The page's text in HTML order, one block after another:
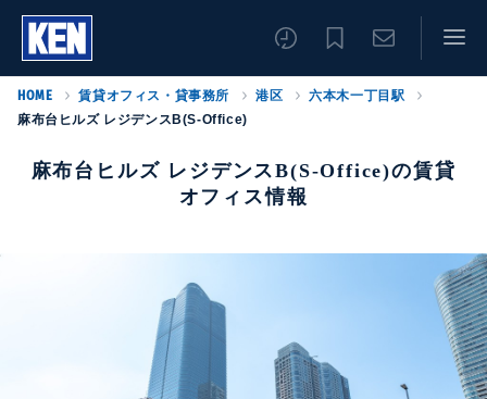
HOME 賃貸オフィス・貸事務所 港区
六本木一丁目駅
麻布台ヒルズ レジデンスB(S-Office)
麻布台ヒルズ レジデンスB(S-Office)の賃貸
オフィス情報